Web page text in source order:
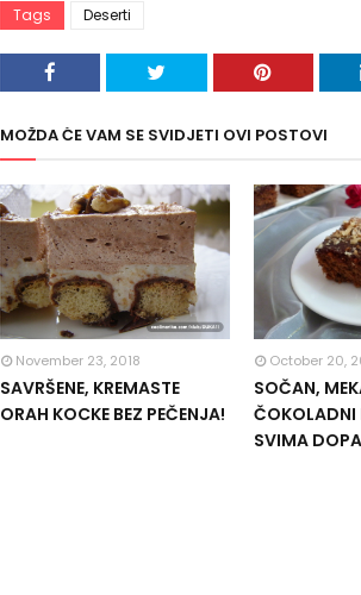
Tags Deserti
MOŽDA ĆE VAM SE SVIDJETI OVI POSTOVI
November 23, 2018
SAVRŠENE, KREMASTE
ORAH KOCKE BEZ PEČENJA!
October 20,
SOČAN,
ČOKOLADNI
SVIMA